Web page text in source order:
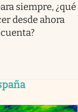
siempre, ¿qué
desde ahora